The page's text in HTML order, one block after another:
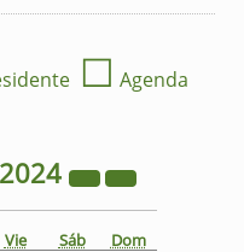
☐ Agenda
2024
Vie Sáb Dom